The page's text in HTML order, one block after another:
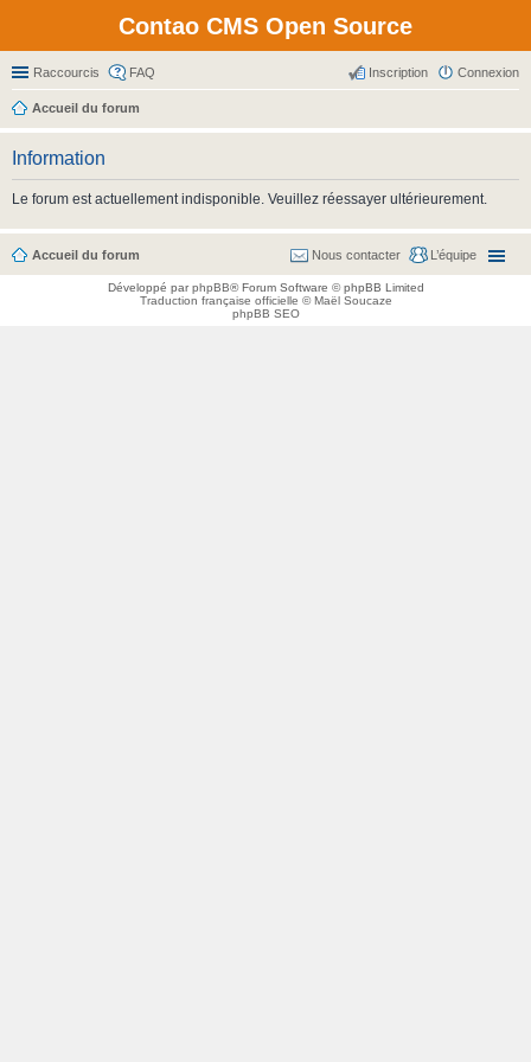
Contao CMS Open Source
Raccourcis FAQ Connexion
Inscription
Accueil du forum
Information
Le forum est actuellement indisponible. Veuillez réessayer ultérieurement.
Accueil du forum L’équipe
Nous contacter
Développé parphpBB® Forum Software © phpBB Limited
Traduction française officielle ©Maël Soucaze
phpBB SEO